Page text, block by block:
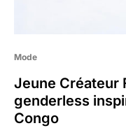
Mode
Jeune Créateur
genderless
Congo